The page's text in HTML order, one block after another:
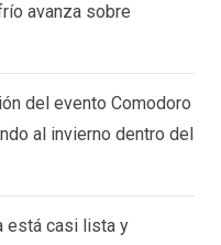
avanza sobre
del evento Comodoro
al invierno dentro del
está casi lista y